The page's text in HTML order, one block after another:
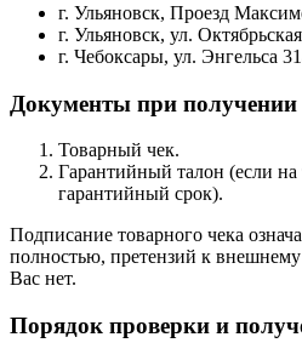
г. Ульяновск, Проезд
г. Ульяновск, ул.
г. Чебоксары, ул. Энгельса
Документы при получении
Товарный чек.
Гарантийный талон (если на
гарантийный срок).
Подписание товарного чека
полностью, претензий к
Вас нет.
Порядок проверки и